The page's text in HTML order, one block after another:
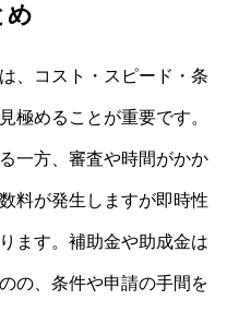
め
、コスト・スピード・条
極めることが重要です。
一方、審査や時間がかか
料が発生しますが即時性
ます。補助金や助成金は
の、条件や申請の手間を